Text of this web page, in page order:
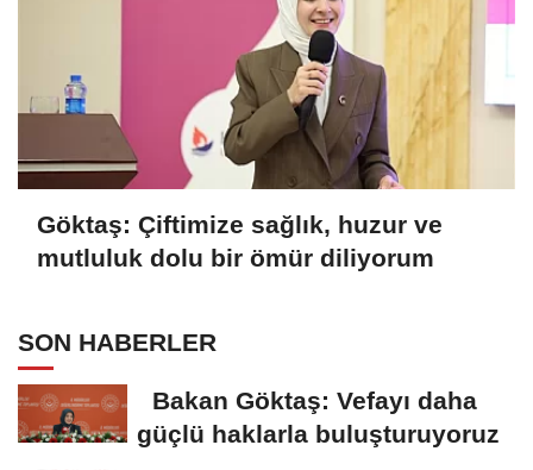
Göktaş: Çiftimize sağlık, huzur ve
mutluluk dolu bir ömür diliyorum
SON HABERLER
Bakan Göktaş: Vefayı daha
güçlü haklarla buluşturuyoruz